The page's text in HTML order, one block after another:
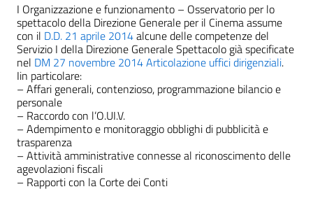
I Organizzazione e funzionamento – Osservatorio per lo
spettacolo della Direzione Generale per il Cinema assume
con il D.D. 21 aprile 2014alcune delle competenze del
Servizio I della Direzione Generale Spettacolo già specificate
nel DM 27 novembre 2014 Articolazione uffici dirigenziali.
Iin particolare:
– Affari generali, contenzioso, programmazione bilancio e
personale
– Raccordo con l’O.UI.V.
– Adempimento e monitoraggio obblighi di pubblicità e
trasparenza
– Attività amministrative connesse al riconoscimento delle
agevolazioni fiscali
– Rapporti con la Corte dei Conti